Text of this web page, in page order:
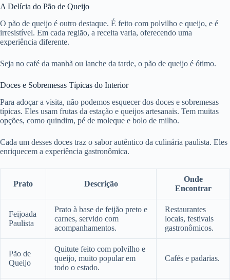
A Delícia do Pão de Queijo
O pão de queijo é outro destaque. É feito com polvilho e queijo, e é
irresistível. Em cada região, a receita varia, oferecendo uma
experiência diferente.
Seja no café da manhã ou lanche da tarde, o pão de queijo é ótimo.
Doces e Sobremesas Típicas do Interior
Para adoçar a visita, não podemos esquecer dos doces e sobremesas
típicas. Eles usam frutas da estação e queijos artesanais. Tem muitas
opções, como quindim, pé de moleque e bolo de milho.
Cada um desses doces traz o sabor autêntico da culinária paulista. Eles
enriquecem a experiência gastronômica.
Prato Descrição
Onde
Encontrar
Feijoada
Paulista
Prato à base de feijão preto e
carnes, servido com
acompanhamentos.
Restaurantes
locais, festivais
gastronômicos.
Pão de
Queijo
Quitute feito com polvilho e
queijo, muito popular em
todo o estado.
Cafés e padarias.